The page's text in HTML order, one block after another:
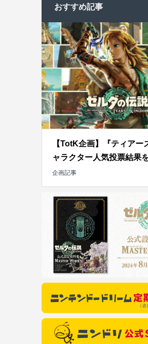
おすすめ記事
【TotK企画】『ティアー
ャラクター人気投票結果
企画記事